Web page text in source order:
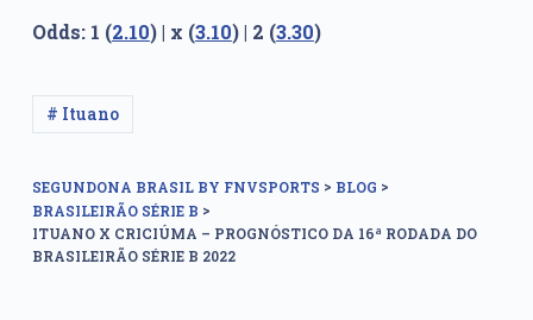
Odds: 1 (2.10) | x (3.10) | 2 (3.30)
# Ituano
SEGUNDONA BRASIL BY FNVSPORTS > BLOG >
BRASILEIRÃO SÉRIE B >
ITUANO X CRICIÚMA – PROGNÓSTICO DA 16ª RODADA DO
BRASILEIRÃO SÉRIE B 2022